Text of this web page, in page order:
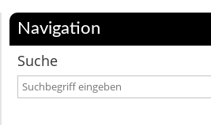
Navigation
Suche